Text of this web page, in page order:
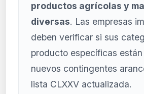
productos agrícolas y
diversas. Las empresas
deben verificar si sus
producto específicas
nuevos contingentes
lista CLXXV actualizada.